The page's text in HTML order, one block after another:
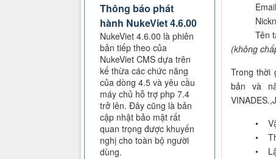
Tên
(không
Trong thời
bản và
•
•
•
Thông báo phát
hành NukeViet 4.6.00
NukeViet 4.6.00 là phiên
bản tiếp theo của
NukeViet CMS dựa trên
kế thừa các chức năng
của dòng 4.5 và yêu cầu
máy chủ hỗ trợ php 7.4
trở lên. Đây cũng là bản
cập nhật bảo mật rất
quan trọng được khuyến
nghị cho toàn bộ người
dùng.